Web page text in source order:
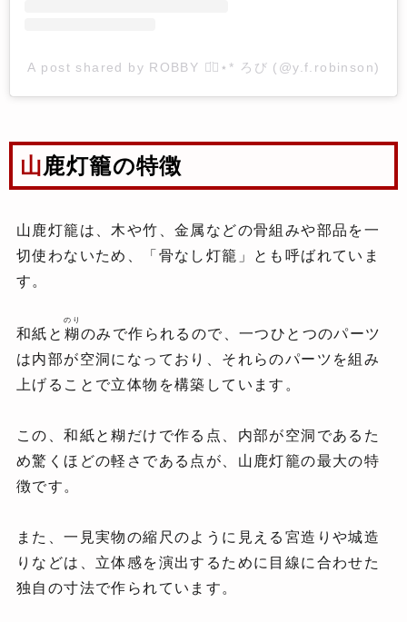
A post shared by ROBBY ◡̈⃝︎⋆︎* ろび (@y.f.robinson)
山鹿灯籠の特徴
山鹿灯籠は、木や竹、金属などの骨組みや部品を一
切使わないため、「骨なし灯籠」とも呼ばれていま
す。
和紙と 糊
のり
のみで作られるので、一つひとつのパーツ
は内部が空洞になっており、それらのパーツを組み
上げることで立体物を構築しています。
この、和紙と糊だけで作る点、内部が空洞であるた
め驚くほどの軽さである点が、山鹿灯籠の最大の特
徴です。
また、一見実物の縮尺のように見える宮造りや城造
りなどは、立体感を演出するために目線に合わせた
独自の寸法で作られています。